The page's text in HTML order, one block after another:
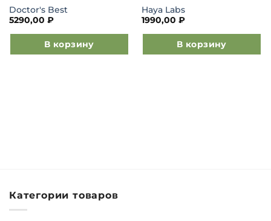
Doctor's Best
5290,00 ₽
В корзину
Haya Labs
1990,00 ₽
В корзину
Категории товаров